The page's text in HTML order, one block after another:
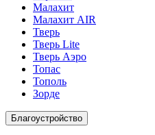
Малахит
Малахит AIR
Тверь
Тверь Lite
Тверь Аэро
Топас
Тополь
Зорде
Благоустройство